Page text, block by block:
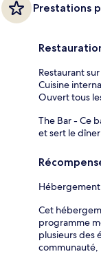
Prestations
Restaurant
Cuisine
Ouvert tous
The Bar - Ce
et sert le
Cet
programme
plusieurs des
communauté,